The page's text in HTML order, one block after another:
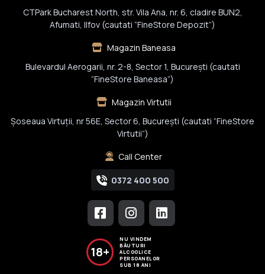
CTPark Bucharest North, str. Vila Ana, nr. 6, cladire BUN2,
Afumati, Ilfov (cautati “FineStore Depozit”)
Magazin Baneasa
Bulevardul Aerogarii, nr. 2-8, Sector 1, Bucureşti (cautati
“FineStore Baneasa”)
Magazin Virtutii
Șoseaua Virtuții, nr 56E, Sector 6, București (cautati “FineStore
Virtutii”)
Call Center
0372 400 500
18+
NU VINDEM
BĂUTURI
ALCOOLICE
PERSOANELOR
SUB 18 ANI